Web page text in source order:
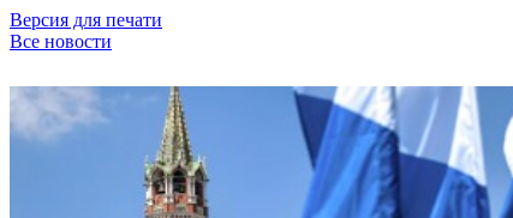
Версия для печати
Все новости